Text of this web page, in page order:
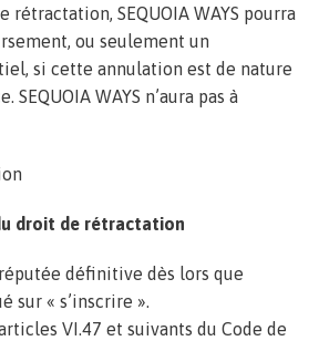
rétractation, SEQUOIA WAYS pourra
ou seulement un
si cette annulation est de nature
WAYS n’aura pas à
droit de rétractation
définitive dès lors que
sur « s’inscrire ».
VI.47 et suivants du Code de